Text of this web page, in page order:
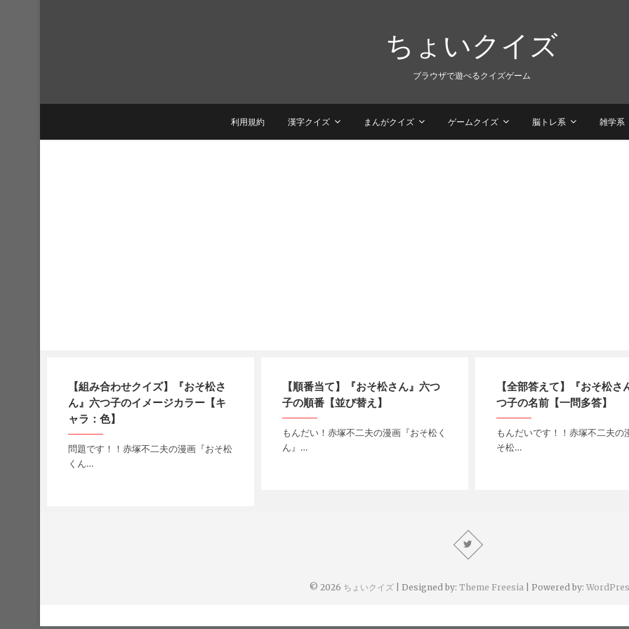
ちょいクイズ
ブラウザで遊べるクイズゲーム
利用規約 漢字クイズ まんがクイズ ゲームクイズ 脳トレ系 雑学系
【組み合わせクイズ】『おそ松さ
ん』六つ子のイメージカラー【キ
ャラ：色】
問題です！！赤塚不二夫の漫画『おそ松
くん…
【順番当て】『おそ松さん』六つ
子の順番【並び替え】
もんだい！赤塚不二夫の漫画『おそ松く
ん』…
【全部答えて】『おそ松さ
つ子の名前【一問多答】
もんだいです！！赤塚不二夫の
そ松…
© 2026 ちょいクイズ| Designed by: Theme Freesia| Powered by: